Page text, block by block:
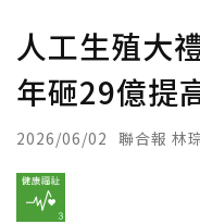
人工生殖大
年砸29億提
2026/06/02 聯合報 林